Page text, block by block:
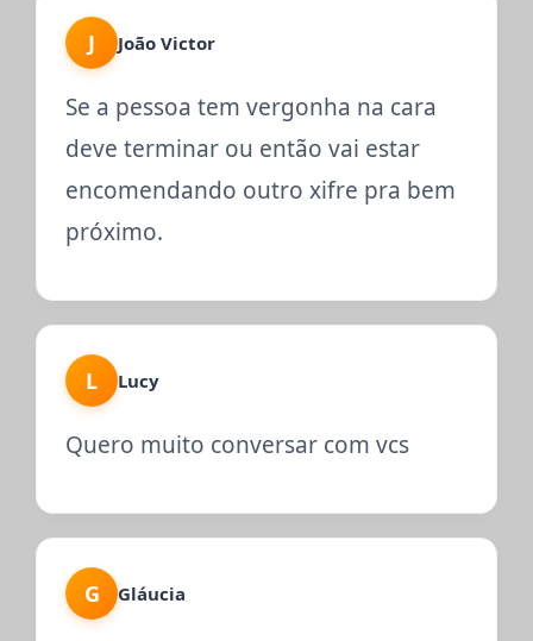
J João Victor
Se a pessoa tem vergonha na cara
deve terminar ou então vai estar
encomendando outro xifre pra bem
próximo.
L Lucy
Quero muito conversar com vcs
G Gláucia